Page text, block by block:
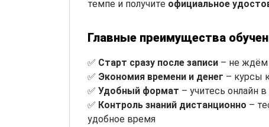
темпе и получите официальное
Главные преимущества
✅ Старт сразу после записи – не ждём
✅ Экономия времени и денег – курсы
✅ Удобный формат – учитесь онлайн
✅ Контроль знаний дистанционно –
удобное время